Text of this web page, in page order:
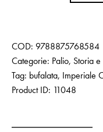
COD: 9788875768584
Categorie: Palio, Storia
Tag: bufalata, Imperiale
Product ID: 11048